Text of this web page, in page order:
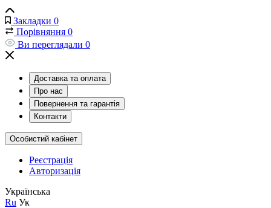
Закладки 0
Порівняння 0
Ви переглядали 0
Доставка та оплата
Про нас
Повернення та гарантія
Контакти
Особистий кабінет
Реєстрація
Авторизація
Українська
Ru Ук